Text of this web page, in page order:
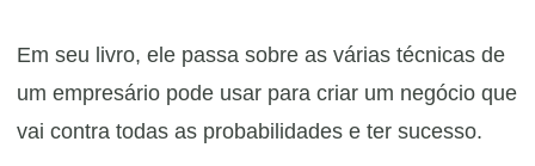
Em seu livro, ele passa sobre as várias técnicas de
um empresário pode usar para criar um negócio que
vai contra todas as probabilidades e ter sucesso.